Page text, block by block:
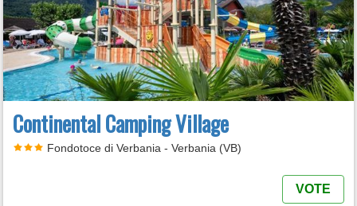
Continental Camping Village
Fondotoce di Verbania - Verbania (VB)
VOTE